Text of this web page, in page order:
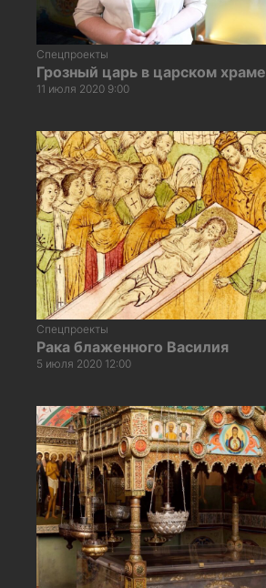
Спецпроекты
Грозный царь в царском храме
11 июля 2020 9:00
Спецпроекты
Рака блаженного Василия
5 июля 2020 12:00